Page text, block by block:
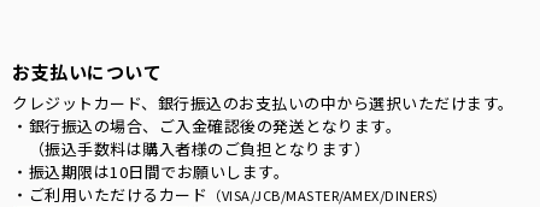
お支払いについて
クレジットカード、銀行振込のお支払いの中から選択いただけます。
・銀行振込の場合、ご入金確認後の発送となります。
（振込手数料は購入者様のご負担となります）
・振込期限は10日間でお願いします。
・ご利用いただけるカード
（VISA/JCB/MASTER/AMEX/DINERS）